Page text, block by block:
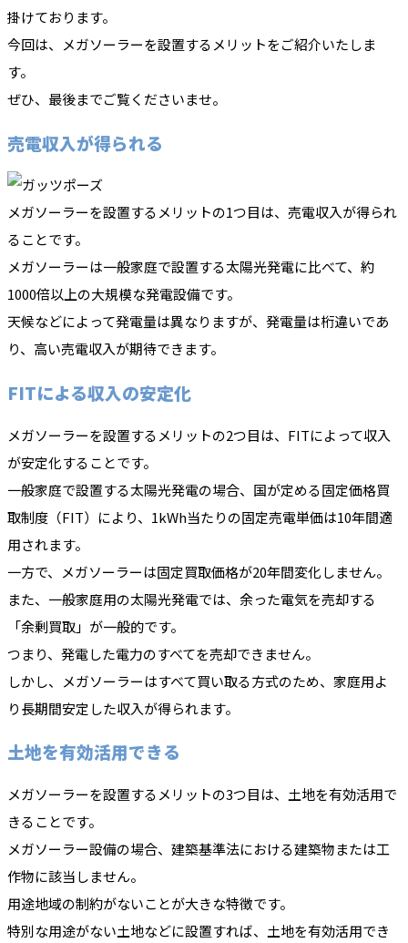
掛けております。
今回は、メガソーラーを設置するメリットをご紹介いたしま
す。
ぜひ、最後までご覧くださいませ。
売電収入が得られる
メガソーラーを設置するメリットの1つ目は、売電収入が得られ
ることです。
メガソーラーは一般家庭で設置する太陽光発電に比べて、約
1000倍以上の大規模な発電設備です。
天候などによって発電量は異なりますが、発電量は桁違いであ
り、高い売電収入が期待できます。
FITによる収入の安定化
メガソーラーを設置するメリットの2つ目は、FITによって収入
が安定化することです。
一般家庭で設置する太陽光発電の場合、国が定める固定価格買
取制度（FIT）により、1kWh当たりの固定売電単価は10年間適
用されます。
一方で、メガソーラーは固定買取価格が20年間変化しません。
また、一般家庭用の太陽光発電では、余った電気を売却する
「余剰買取」が一般的です。
つまり、発電した電力のすべてを売却できません。
しかし、メガソーラーはすべて買い取る方式のため、家庭用よ
り長期間安定した収入が得られます。
土地を有効活用できる
メガソーラーを設置するメリットの3つ目は、土地を有効活用で
きることです。
メガソーラー設備の場合、建築基準法における建築物または工
作物に該当しません。
用途地域の制約がないことが大きな特徴です。
特別な用途がない土地などに設置すれば、土地を有効活用でき